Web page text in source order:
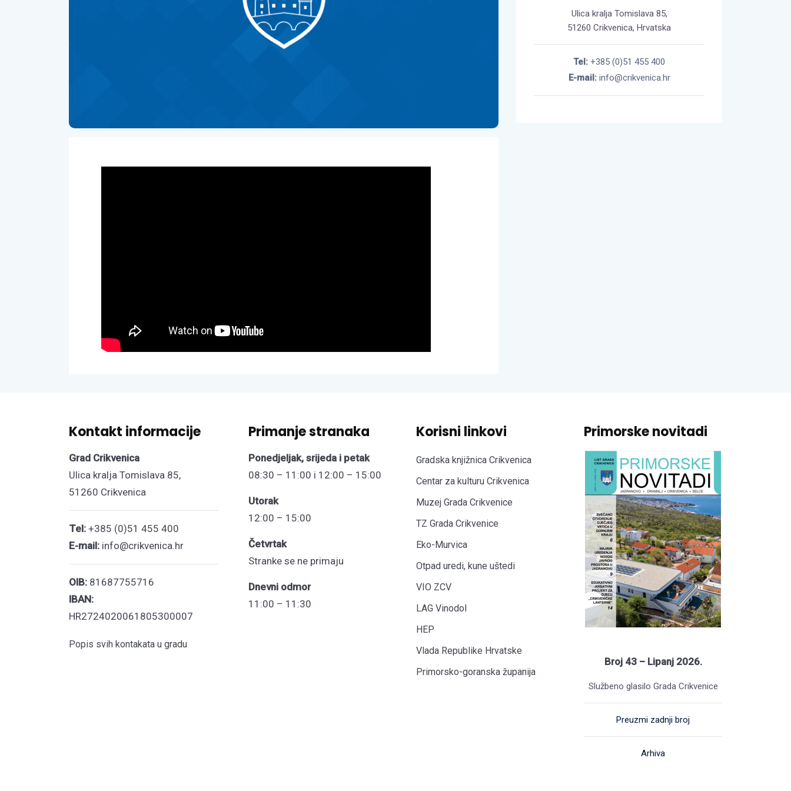
Ulica kralja Tomislava 85,
51260 Crikvenica, Hrvatska
Tel: +385 (0)51 455 400
E-mail:info@crikvenica.hr
Kontakt informacije
Grad Crikvenica
Ulica kralja Tomislava 85,
51260 Crikvenica
Tel: +385 (0)51 455 400
E-mail: info@crikvenica.hr
OIB: 81687755716
IBAN:
HR2724020061805300007
Popis svih kontakata u gradu
Primanje stranaka
Ponedjeljak, srijeda i petak
08:30 – 11:00 i 12:00 – 15:00
Utorak
12:00 – 15:00
Četvrtak
Stranke se ne primaju
Dnevni odmor
11:00 – 11:30
Korisni linkovi
Gradska knjižnica Crikvenica
Centar za kulturu Crikvenica
Muzej Grada Crikvenice
TZ Grada Crikvenice
Eko-Murvica
Otpad uredi, kune uštedi
VIO ZCV
LAG Vinodol
HEP
Vlada Republike Hrvatske
Primorsko-goranska županija
Primorske novitadi
Broj 43 – Lipanj 2026.
Službeno glasilo Grada Crikvenice
Preuzmi zadnji broj
Arhiva